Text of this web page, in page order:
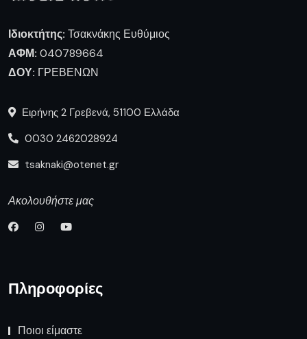
Ιδιοκτήτης: Τσακνάκης Ευθύμιος
ΑΦΜ: 040789664
ΔΟΥ: ΓΡΕΒΕΝΩΝ
Ειρήνης 2 Γρεβενά, 51100 Ελλάδα
0030 2462028924
tsaknaki@otenet.gr
Ακολουθήστε μας
Πληροφορίες
Ποιοι είμαστε